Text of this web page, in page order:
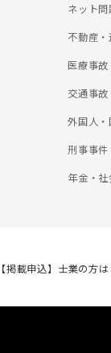
ネット問
不動産
医療事故
交通事故
外国人・
刑事事
年金・
【掲載申込】士業の方